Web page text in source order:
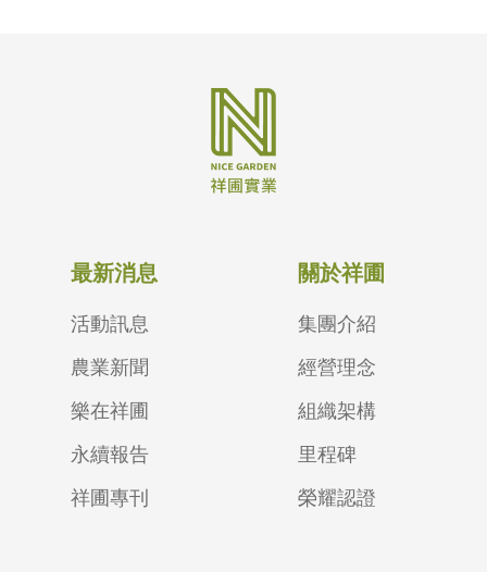
最新消息
活動訊息
農業新聞
樂在祥圃
永續報告
祥圃專刊
關於祥圃
集團介紹
經營理念
組織架構
里程碑
榮耀認證